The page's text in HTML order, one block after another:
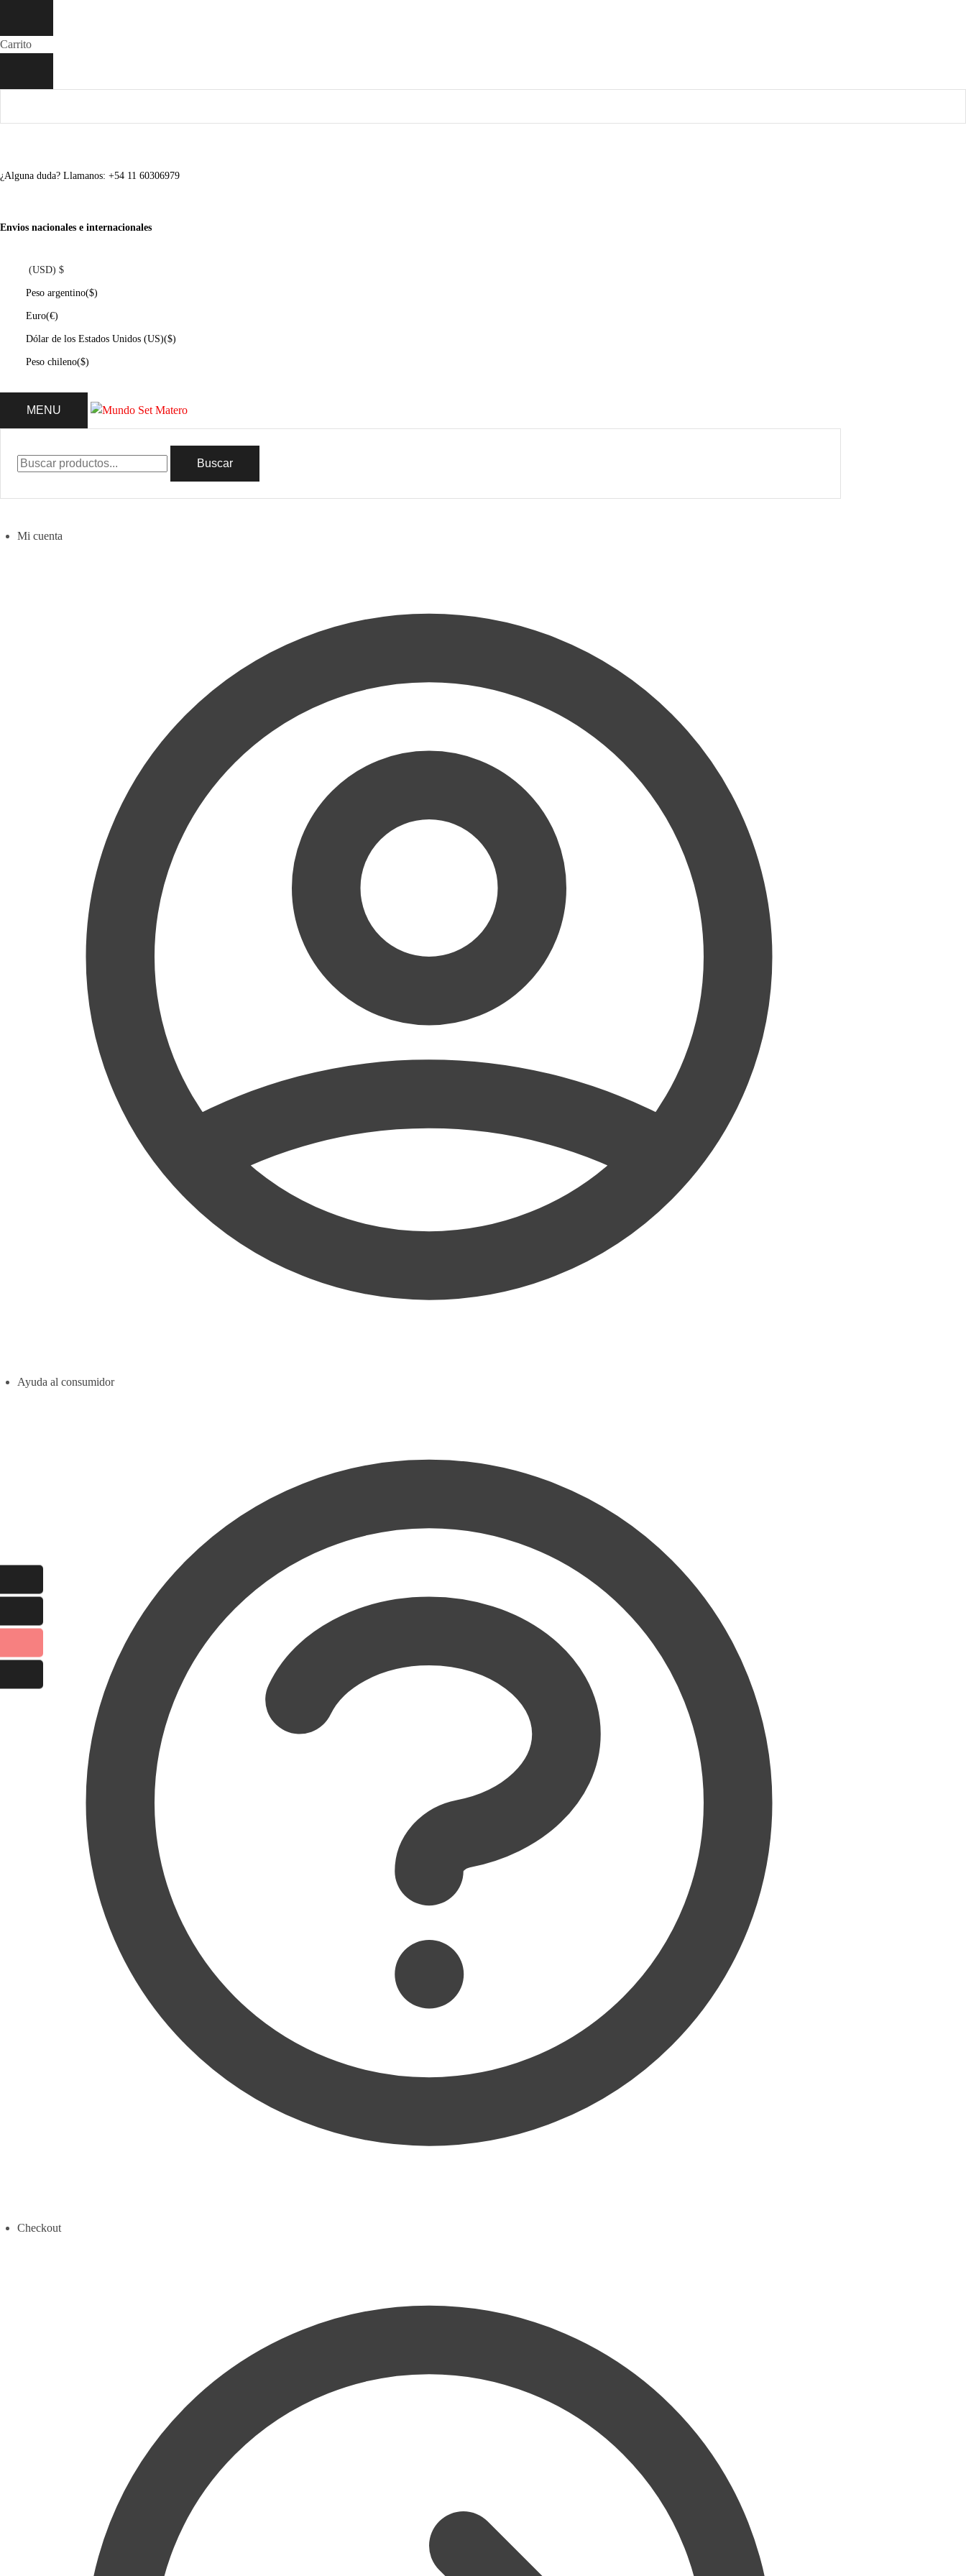
Carrito
¿Alguna duda? Llamanos: +54 11 60306979
Envios nacionales e internacionales
(USD) $
Peso argentino($)
Euro(€)
Dólar de los Estados Unidos (US)($)
Peso chileno($)
MENU
Buscar
Mi cuenta
Ayuda al consumidor
Checkout